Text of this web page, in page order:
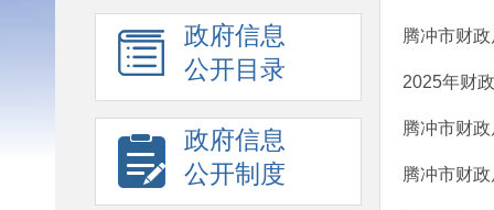
政府信息
公开目录
政府信息
公开制度
腾冲市财
2025年财
腾冲市财
腾冲市财